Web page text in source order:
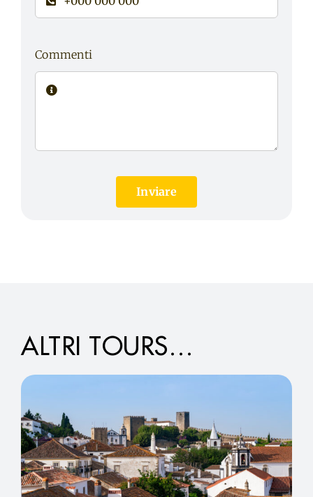
Commenti
Inviare
ALTRI TOURS…